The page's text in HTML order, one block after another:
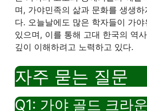
며, 가야민족의 삶과 문화를 생생하
다. 오늘날에도 많은 학자들이 가야
있으며, 이를 통해 고대 한국의 역
깊이 이해하려고 노력하고 있다.
자주 묻는 질문
Q1: 가야 골드 크라